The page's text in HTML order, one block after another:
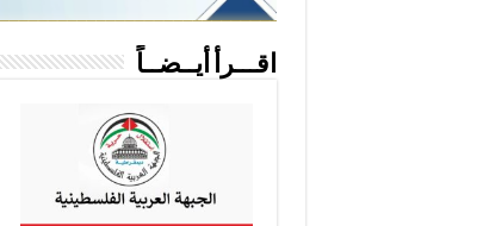
اقـــرأ أيــضــاً